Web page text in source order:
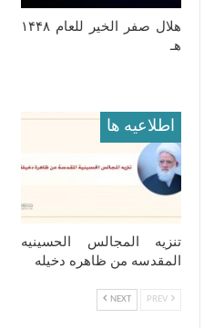
هلال صفر الخیر للعام ١۴۴٨
هـ
اطلاعيه ها
تنزیه المجالس الحسینیه
المقدسه من ظاهره دخیله
NEXT